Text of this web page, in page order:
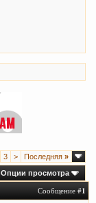
3 > Последняя »
Опции просмотра
Сообщение #1